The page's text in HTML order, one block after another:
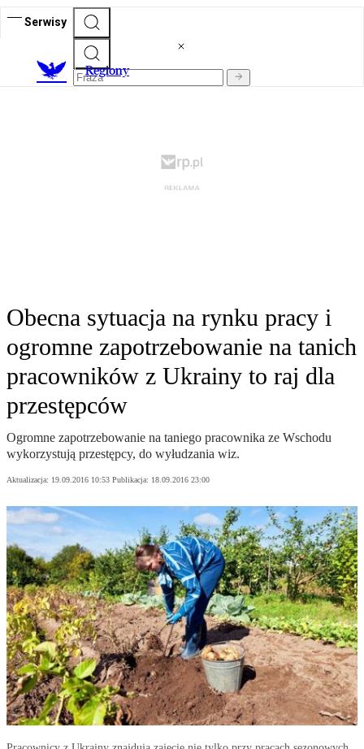
Serwisy
Regiony
Obecna sytuacja na rynku pracy i
ogromne zapotrzebowanie na tanich
pracowników z Ukrainy to raj dla
przestępców
Ogromne zapotrzebowanie na taniego pracownika ze Wschodu
wykorzystują przestępcy, do wyłudzania wiz.
Aktualizacja: 19.09.2016 10:53 Publikacja: 18.09.2016 23:00